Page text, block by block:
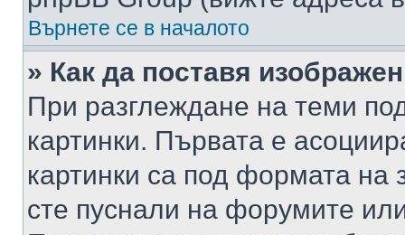
Върнете се в началото
» Как да поставя
При разглеждане на теми
картинки. Първата е
картинки са под формата на
сте пуснали на форумите